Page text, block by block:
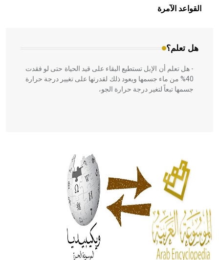
القواعد الآمرة
هل تعلم؟
بالعمارة الإسلامية في بلاد الشام ومصر خاصة، حيث يحرص
المعمار على بناء مداميكه وخاصة في الواجهات
- هل تعلم أن الإبل تستطيع البقاء على قيد الحياة حتى لو فقدت
40% من ماء جسمها ويعود ذلك لقدرتها على تغيير درجة حرارة
جسمها تبعاً لتغير درجة حرارة الجو،
الحكم، الأدلة، تنظيم التغذية، ورسالته في جروح الرأس. ويعود
له الفضل بأنه حرر الطب من الدين والفلسفة.
- هل تعلم أن المرجان إفراز حيواني يتكون في البحر ويتركب
من مادة كربونات الكلسيوم، وهو أحمر أو شديد الحمرة وهو
أجود أنواعه، ويمتاز بكبر الحجم ويسمى الش